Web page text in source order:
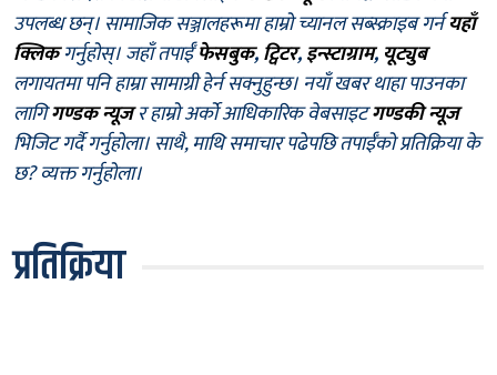
उपलब्ध छन्। सामाजिक सञ्जालहरूमा हाम्रो च्यानल सब्स्क्राइब गर्नयहाँ
क्लिकगर्नुहोस्। जहाँ तपाईँफेसबुक,ट्विटर,इन्स्टाग्राम, यूट्युब
लगायतमा पनि हाम्रा सामाग्री हेर्न सक्नुहुन्छ। नयाँ खबर थाहा पाउनका
लागिगण्डक न्यूजर हाम्रो अर्को आधिकारिक वेबसाइटगण्डकी न्यूज
भिजिट गर्दै गर्नुहोला। साथै, माथि समाचार पढेपछि तपाईँको प्रतिक्रिया के
छ? व्यक्त गर्नुहोला।
प्रतिक्रिया